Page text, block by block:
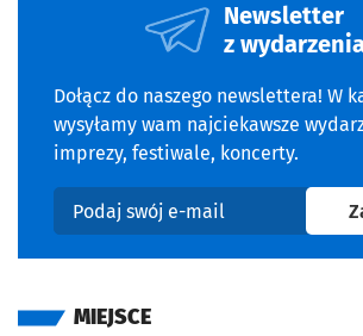
Newsletter
z
Dołącz do naszego newslettera! W
wysyłamy wam najciekawsze
imprezy, festiwale, koncerty.
Podaj swój e-mail
MIEJSCE